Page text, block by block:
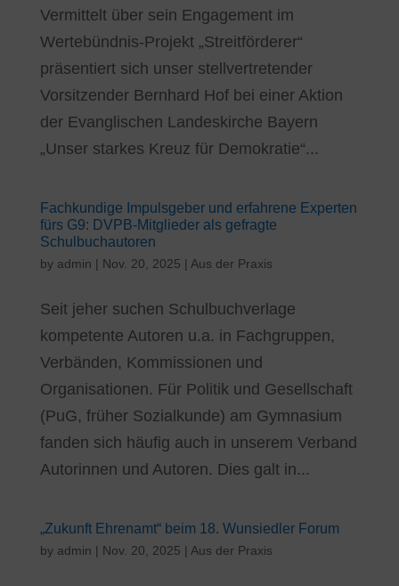
Vermittelt über sein Engagement im
Wertebündnis-Projekt „Streitförderer“
präsentiert sich unser stellvertretender
Vorsitzender Bernhard Hof bei einer Aktion
der Evanglischen Landeskirche Bayern
„Unser starkes Kreuz für Demokratie“...
Fachkundige Impulsgeber und erfahrene Experten
fürs G9: DVPB-Mitglieder als gefragte
Schulbuchautoren
by admin | Nov. 20, 2025 | Aus der Praxis
Seit jeher suchen Schulbuchverlage
kompetente Autoren u.a. in Fachgruppen,
Verbänden, Kommissionen und
Organisationen. Für Politik und Gesellschaft
(PuG, früher Sozialkunde) am Gymnasium
fanden sich häufig auch in unserem Verband
Autorinnen und Autoren. Dies galt in...
„Zukunft Ehrenamt“ beim 18. Wunsiedler Forum
by admin | Nov. 20, 2025 | Aus der Praxis